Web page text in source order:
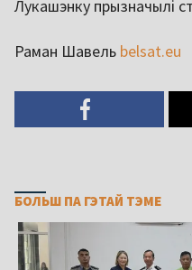
Лукашэнку прызначылі
Раман Шавель belsat.eu
БОЛЬШ ПА ГЭТАЙ ТЭМЕ